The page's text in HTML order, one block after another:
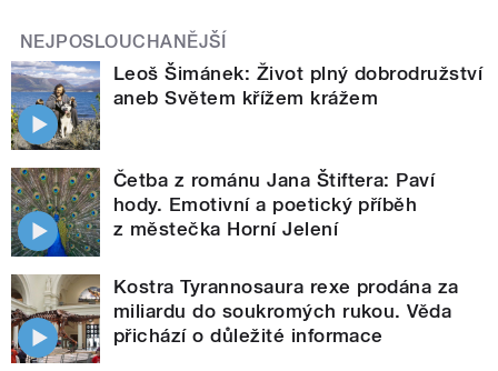
NEJPOSLOUCHANĚJŠÍ
Leoš Šimánek: Život plný dobrodružství
aneb Světem křížem krážem
Četba z románu Jana Štiftera: Paví
hody. Emotivní a poetický příběh
z městečka Horní Jelení
Kostra Tyrannosaura rexe prodána za
miliardu do soukromých rukou. Věda
přichází o důležité informace